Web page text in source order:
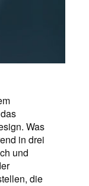
Was
in drei
und
die